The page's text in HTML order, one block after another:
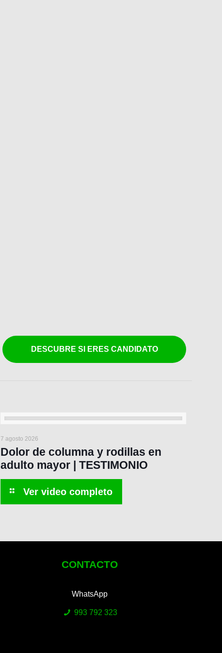
DESCUBRE SI ERES CANDIDATO
7 agosto 2026
Dolor de columna y rodillas en
adulto mayor | TESTIMONIO
CONTACTO
WhatsApp
993 792 323